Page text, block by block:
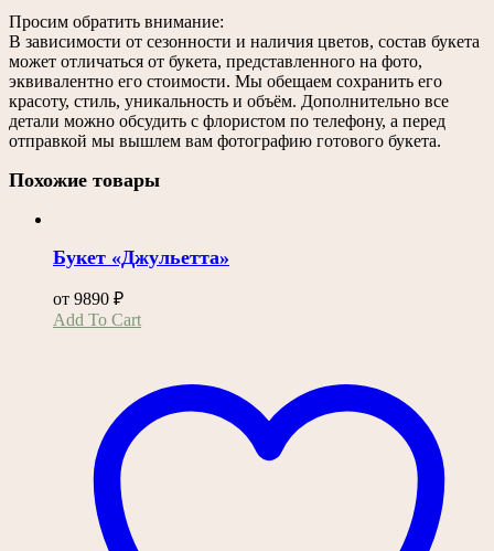
Просим обратить внимание:
В зависимости от сезонности и наличия цветов, состав букета
может отличаться от букета, представленного на фото,
эквивалентно его стоимости. Мы обещаем сохранить его
красоту, стиль, уникальность и объём. Дополнительно все
детали можно обсудить с флористом по телефону, а перед
отправкой мы вышлем вам фотографию готового букета.
Похожие товары
Букет «Джульетта»
от 9890 ₽
Add To CartЭтот
вариаций.
Опции
можно